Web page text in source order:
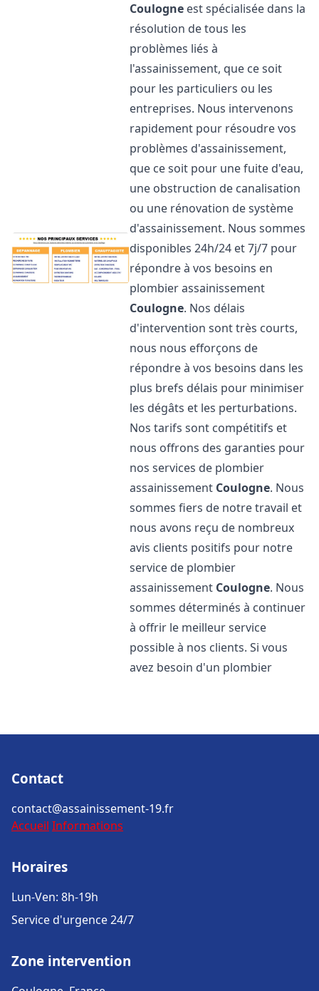
Coulogne est spécialisée dans la
résolution de tous les
problèmes liés à
l'assainissement, que ce soit
pour les particuliers ou les
entreprises. Nous intervenons
rapidement pour résoudre vos
problèmes d'assainissement,
que ce soit pour une fuite d'eau,
une obstruction de canalisation
ou une rénovation de système
d'assainissement. Nous sommes
disponibles 24h/24 et 7j/7 pour
répondre à vos besoins en
plombier assainissement
Coulogne. Nos délais
d'intervention sont très courts,
nous nous efforçons de
répondre à vos besoins dans les
plus brefs délais pour minimiser
les dégâts et les perturbations.
Nos tarifs sont compétitifs et
nous offrons des garanties pour
nos services de plombier
assainissement Coulogne. Nous
sommes fiers de notre travail et
nous avons reçu de nombreux
avis clients positifs pour notre
service de plombier
assainissement Coulogne. Nous
sommes déterminés à continuer
à offrir le meilleur service
possible à nos clients. Si vous
avez besoin d'un plombier
Contact
contact@assainissement-19.fr
Accueil Informations
Horaires
Lun-Ven: 8h-19h
Service d'urgence 24/7
Zone intervention